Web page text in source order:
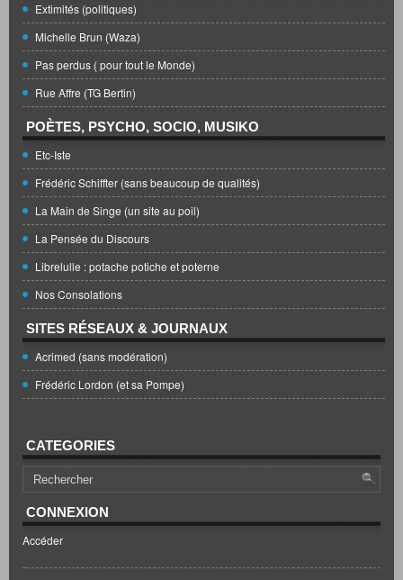
Extimités (politiques)
Michelle Brun (Waza)
Pas perdus ( pour tout le Monde)
Rue Affre (TG Bertin)
POÈTES, PSYCHO, SOCIO, MUSIKO
Etc-Iste
Frédéric Schiffter (sans beaucoup de qualités)
La Main de Singe (un site au poil)
La Pensée du Discours
Librelulle : potache potiche et poterne
Nos Consolations
SITES RÉSEAUX & JOURNAUX
Acrimed (sans modération)
Frédéric Lordon (et sa Pompe)
CATEGORIES
CONNEXION
Accéder